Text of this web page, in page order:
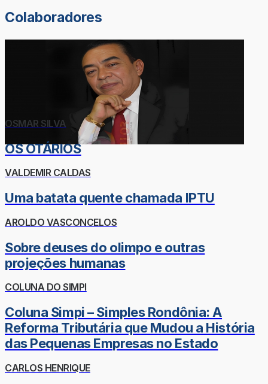
Colaboradores
OSMAR SILVA
OS OTÁRIOS
VALDEMIR CALDAS
Uma batata quente chamada IPTU
AROLDO VASCONCELOS
Sobre deuses do olimpo e outras
projeções humanas
COLUNA DO SIMPI
Coluna Simpi – Simples Rondônia: A
Reforma Tributária que Mudou a História
das Pequenas Empresas no Estado
CARLOS HENRIQUE